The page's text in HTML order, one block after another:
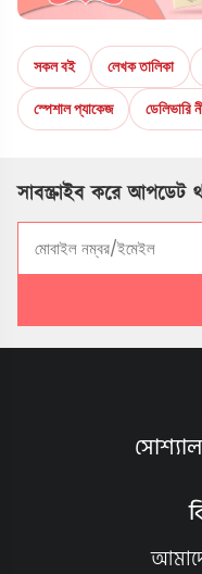
সকল বই লেখক তালিকা
স্পেশাল প্যাকেজ
ডেলিভারি
সাবস্ক্রাইব করে আপডেট